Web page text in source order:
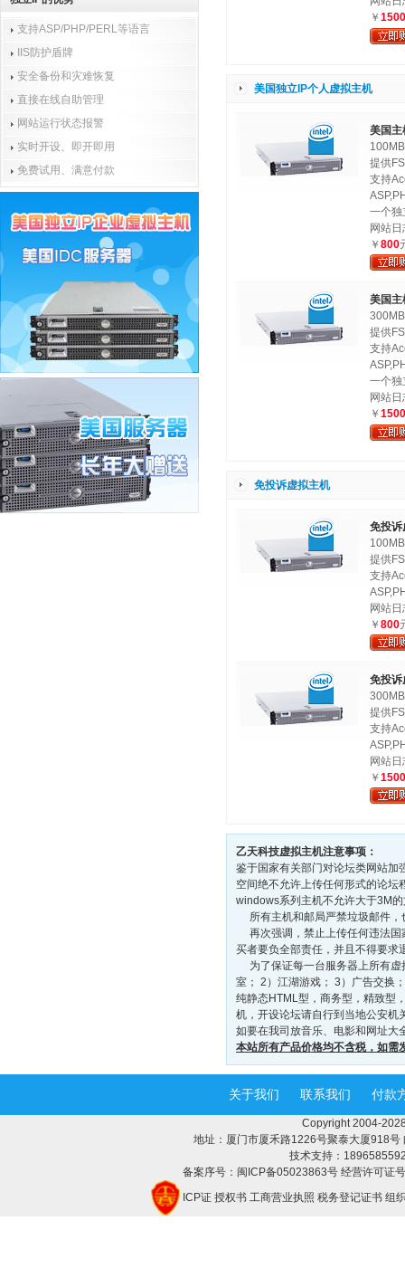
支持ASP/PHP/PERL等语言
IIS防护盾牌
安全备份和灾难恢复
直接在线自助管理
网站运行状态报警
实时开设、即开即用
免费试用、满意付款
￥ 1500
美国独立IP个人虚拟主机
美国
提供
支持
一个独
网站日
￥ 800
美国
提供
支持
一个独
网站日
￥ 1500
免投诉虚拟主机
免投
提供
支持
网站日
￥ 800
免投
提供
支持
网站日
￥ 1500
乙天科技虚拟主机注意事项：
鉴于国家有关部门对论坛类网站加
空间绝不允许上传任何形式的论
windows系列主机不允许大于3M
所有主机和邮局严禁垃圾邮件，
再次强调，禁止上传任何违法国
买者要负全部责任，并且不得要求
为了保证每一台服务器上所有虚
室； 2）江湖游戏； 3）广告交换
纯静态HTML型，商务型，精致型
机，开设论坛请自行到当地公安机
如要在我司放音乐、电影和网址大
本站所有产品价格均不含税，如需
关于我们 联系我们 付款
Copyright 2004-
地址：厦门市厦禾路1226号聚泰大厦918
技术支持：
备案序号：闽ICP备05023863号 经营许可证
ICP证 授权书 工商营业执照 税务登记证书 组